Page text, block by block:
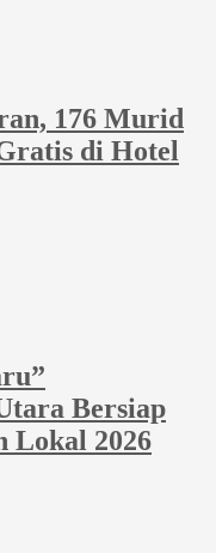
176 Murid
di Hotel
Bersiap
Lokal 2026